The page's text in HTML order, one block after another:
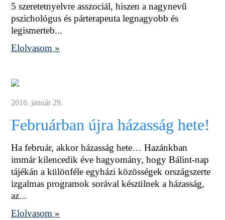
5 szeretetnyelvre asszociál, hiszen a nagynevű
pszichológus és párterapeuta legnagyobb és
legismerteb...
Elolvasom »
2016. január 29.
Februárban újra házasság hete!
Ha február, akkor házasság hete… Hazánkban
immár kilencedik éve hagyomány, hogy Bálint-nap
tájékán a különféle egyházi közösségek országszerte
izgalmas programok sorával készülnek a házasság,
az...
Elolvasom »